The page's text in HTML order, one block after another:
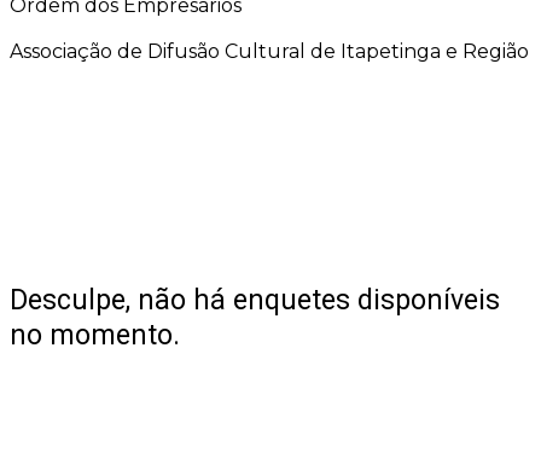
Ordem dos Empresários
Associação de Difusão Cultural de Itapetinga e Região
Desculpe, não há enquetes disponíveis
no momento.